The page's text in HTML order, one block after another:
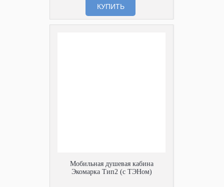
КУПИТЬ
Мобильная душевая кабина
Экомарка Тип2 (с ТЭНом)